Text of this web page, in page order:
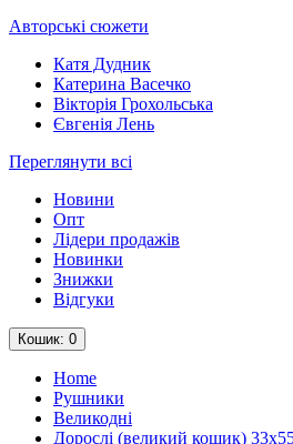
Авторські сюжети
Катя Дудник
Катерина Васечко
Вікторія Грохольська
Євгенія Лень
Переглянути всі
Новини
Опт
Лідери продажів
Новинки
Знижки
Відгуки
Кошик: 0
Home
Рушники
Великодні
Дорослі (великий кошик)